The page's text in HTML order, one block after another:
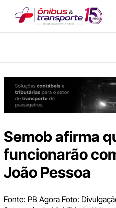
Semob afirma
funcionarão
João Pessoa
Fonte: PB Agora Foto: